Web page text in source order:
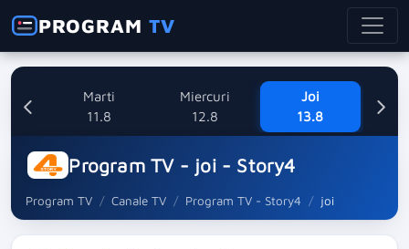
PROGRAMTV
Marti
11.8
Miercuri
12.8
Joi
13.8
Program TV - joi - Story4
Program TV Canale TV Program TV - Story4 joi